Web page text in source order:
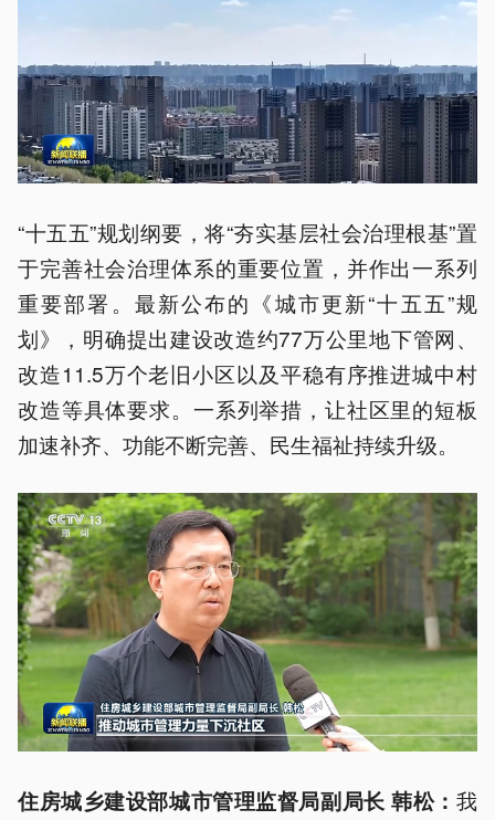
“十五五”规划纲要，将“夯实基层社会治理根基”置
于完善社会治理体系的重要位置，并作出一系列
重要部署。最新公布的《城市更新“十五五”规
划》，明确提出建设改造约77万公里地下管网、
改造11.5万个老旧小区以及平稳有序推进城中村
改造等具体要求。一系列举措，让社区里的短板
加速补齐、功能不断完善、民生福祉持续升级。
住房城乡建设部城市管理监督局副局长 韩松： 我